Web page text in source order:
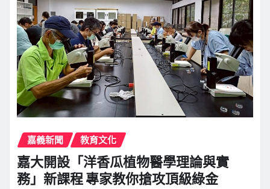
嘉義新聞 教育文化
嘉大開設「洋香瓜植物醫學理論與實
務」新課程 專家教你搶攻頂級綠金